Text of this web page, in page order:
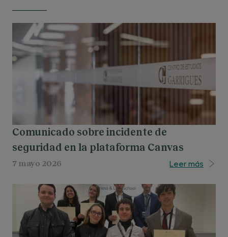
Comunicado sobre incidente de
seguridad en la plataforma Canvas
7 mayo 2026 Leer más